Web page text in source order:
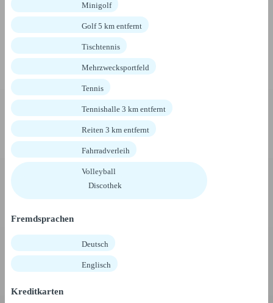
Minigolf
Golf 5 km entfernt
Tischtennis
Mehrzwecksportfeld
Tennis
Tennishalle 3 km entfernt
Reiten 3 km entfernt
Fahrradverleih
Volleyball
Discothek
Fremdsprachen
Deutsch
Englisch
Kreditkarten